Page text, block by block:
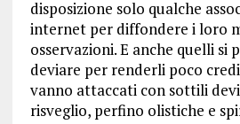
disposizione solo qualche
internet per diffondere i loro
osservazioni. E anche quelli si
deviare per renderli poco
vanno attaccati con sottili
risveglio, perfino olistiche e